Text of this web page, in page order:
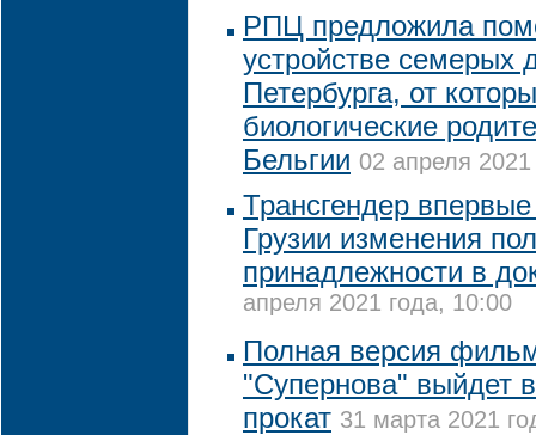
РПЦ предложила
устройстве семерых
Петербурга, от
биологические
Бельгии 02 апреля
Трансгендер
Грузии изменения
принадлежности в
апреля 2021 года, 10:00
Полная версия
"Супернова" выйдет
прокат 31 марта 2021